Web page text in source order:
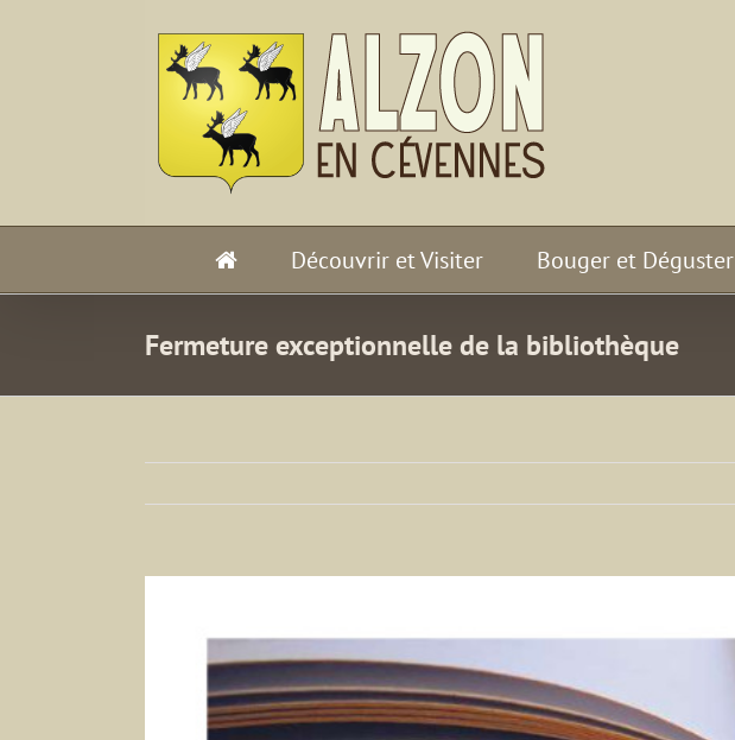
Découvrir et Visiter Bouger et Déguster
Fermeture exceptionnelle de la bibliothèque
agrandie